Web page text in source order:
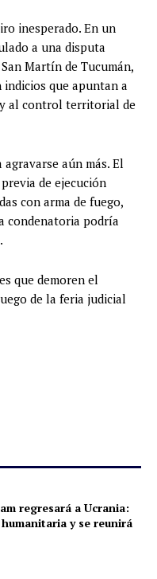
inesperado. En un
a una disputa
Martín de Tucumán,
que apuntan a
al control territorial de
aún más. El
de ejecución
con arma de fuego,
condenatoria podría
que demoren el
de la feria judicial
regresará a Ucrania:
y se reunirá